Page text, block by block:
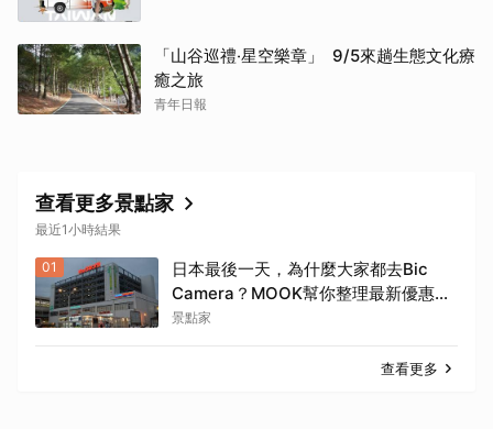
「山谷巡禮‧星空樂章」 9/5來趟生態文化療
癒之旅
青年日報
查看更多景點家
最近1小時結果
01
日本最後一天，為什麼大家都去Bic
Camera？MOOK幫你整理最新優惠
券，行前趕快存手機，結帳直接用，最
景點家
查看更多